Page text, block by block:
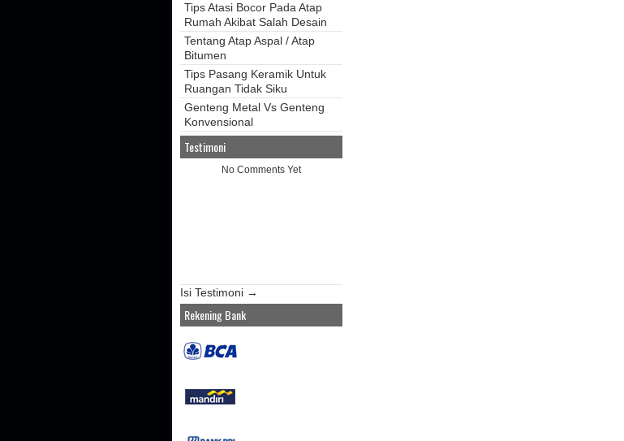
Tips Atasi Bocor Pada Atap
Rumah Akibat Salah Desain
Tentang Atap Aspal / Atap
Bitumen
Tips Pasang Keramik Untuk
Ruangan Tidak Siku
Genteng Metal Vs Genteng
Konvensional
Testimoni
No Comments Yet
Isi Testimoni →
Rekening Bank